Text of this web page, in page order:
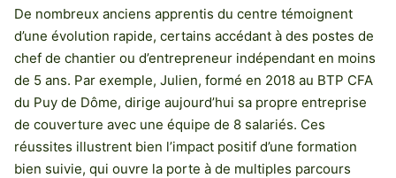
De nombreux anciens apprentis du centre témoignent
d’une évolution rapide, certains accédant à des postes de
chef de chantier ou d’entrepreneur indépendant en moins
de 5 ans. Par exemple, Julien, formé en 2018 au BTP CFA
du Puy de Dôme, dirige aujourd’hui sa propre entreprise
de couverture avec une équipe de 8 salariés. Ces
réussites illustrent bien l’impact positif d’une formation
bien suivie, qui ouvre la porte à de multiples parcours